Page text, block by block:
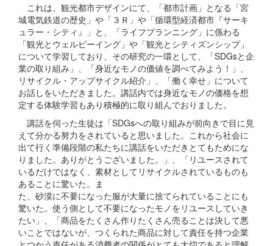
これは、観光都市デザインにて、「都市計画」となる「宮
城電気鉄道の歴史」や「３Ｒ」や「循環型経済都市『サーキ
ュラー・シティ』」と、「ライフプランニング」に係わる
「観光とウェルビーイング」や「観光とシティズンシップ」
について学習しており、その研究の一環として、「SDGsと企
業の取り組み」、「身近なモノの価値を調べてみよう！」、
リサイクル・アップサイクル紹介」、「働く幸せ」について
お話しをいただきました。講話内では身近なモノの価格を想
定する体験学習もあり積極的に取り組んでおりました。
講話を伺った生徒は「SDGsへの取り組みが前向きで目に見
えて分かる努力をされていると思いました。これから社会に
出て行く準備段階の私たちに講話をいただきとてもためにな
りました。ありがとうございました。」、「リユースされて
いるだけではなく、素材としてリサイクルされているものも
あることに驚いた。ま
た、砂漠に不要になった服が大量に捨てられていることにも
驚いた。使う側として不要になったモノをリユースしていき
たい」、「商品をたくさん作りたくさん売ることは決して悪
いことではないが、つくられた商品に対して責任を持つ企業